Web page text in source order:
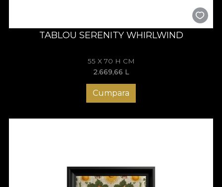
TABLOU SERENITY WHIRLWIND
55 X 70 H CM
2.669,66 L
Cumpara